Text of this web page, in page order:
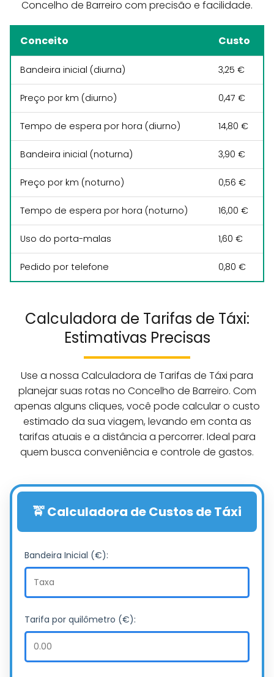
Concelho de Barreiro com precisão e facilidade.
Conceito Custo
Bandeira inicial (diurna) 3,25 €
Preço por km (diurno) 0,47 €
Tempo de espera por hora (diurno) 14,80 €
Bandeira inicial (noturna) 3,90 €
Preço por km (noturno) 0,56 €
Tempo de espera por hora (noturno) 16,00 €
Uso do porta-malas 1,60 €
Pedido por telefone 0,80 €
Calculadora de Tarifas de Táxi:
Estimativas Precisas
Use a nossa Calculadora de Tarifas de Táxi para
planejar suas rotas no Concelho de Barreiro. Com
apenas alguns cliques, você pode calcular o custo
estimado da sua viagem, levando em conta as
tarifas atuais e a distância a percorrer. Ideal para
quem busca conveniência e controle de gastos.
🚖 Calculadora de Custos de Táxi
Bandeira Inicial (€):
Tarifa por quilômetro (€):